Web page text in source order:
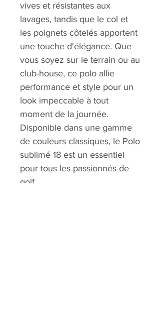
vives et résistantes aux
lavages, tandis que le col et
les poignets côtelés apportent
une touche d'élégance. Que
vous soyez sur le terrain ou au
club-house, ce polo allie
performance et style pour un
look impeccable à tout
moment de la journée.
Disponible dans une gamme
de couleurs classiques, le Polo
sublimé 18 est un essentiel
pour tous les passionnés de
golf.